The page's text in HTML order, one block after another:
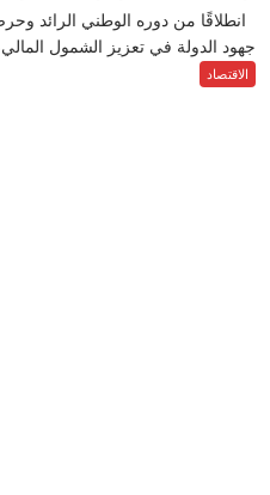
انطلاقًا من دوره الوطني الرائد
جهود الدولة في تعزيز الشمول
الاقتصاد